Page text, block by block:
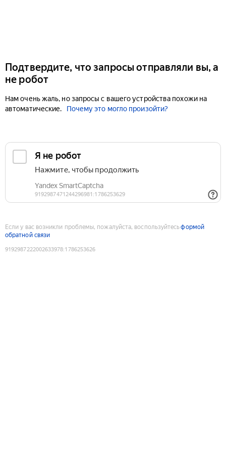
Подтвердите, что запросы отправляли вы, а
не робот
Нам очень жаль, но запросы с вашего устройства похожи на
автоматические.
Почему это могло произойти?
Если у вас возникли проблемы, пожалуйста, воспользуйтесьформой
обратной связи
9192987222002633978:1786253626